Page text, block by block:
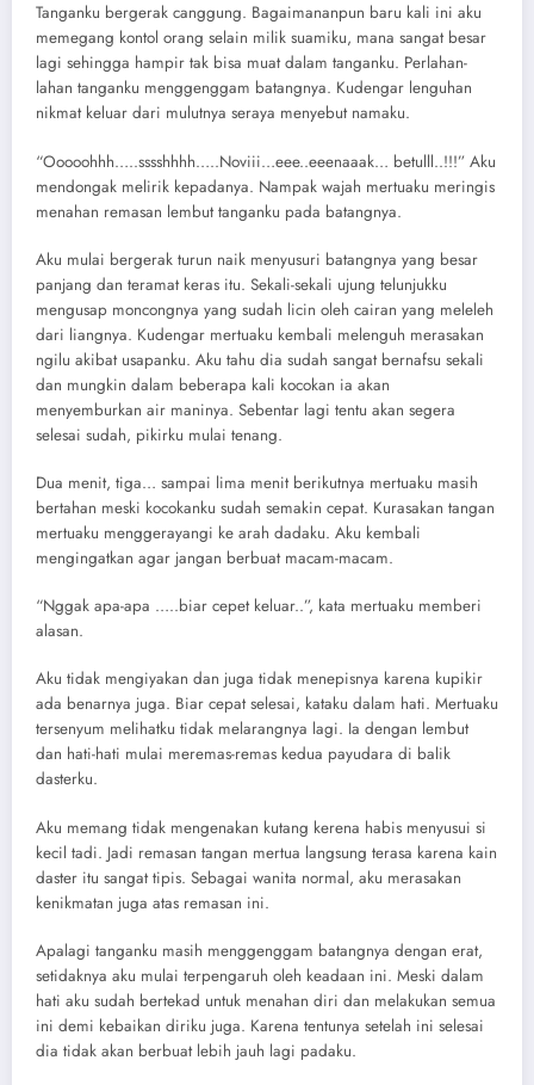
Tanganku bergerak canggung. Bagaimananpun baru kali ini aku
memegang kontol orang selain milik suamiku, mana sangat besar
lagi sehingga hampir tak bisa muat dalam tanganku. Perlahan-
lahan tanganku menggenggam batangnya. Kudengar lenguhan
nikmat keluar dari mulutnya seraya menyebut namaku.
“Ooooohhh…..sssshhhh…..Noviii…eee..eeenaaak… betulll..!!!” Aku
mendongak melirik kepadanya. Nampak wajah mertuaku meringis
menahan remasan lembut tanganku pada batangnya.
Aku mulai bergerak turun naik menyusuri batangnya yang besar
panjang dan teramat keras itu. Sekali-sekali ujung telunjukku
mengusap moncongnya yang sudah licin oleh cairan yang meleleh
dari liangnya. Kudengar mertuaku kembali melenguh merasakan
ngilu akibat usapanku. Aku tahu dia sudah sangat bernafsu sekali
dan mungkin dalam beberapa kali kocokan ia akan
menyemburkan air maninya. Sebentar lagi tentu akan segera
selesai sudah, pikirku mulai tenang.
Dua menit, tiga… sampai lima menit berikutnya mertuaku masih
bertahan meski kocokanku sudah semakin cepat. Kurasakan tangan
mertuaku menggerayangi ke arah dadaku. Aku kembali
mengingatkan agar jangan berbuat macam-macam.
“Nggak apa-apa …..biar cepet keluar..”, kata mertuaku memberi
alasan.
Aku tidak mengiyakan dan juga tidak menepisnya karena kupikir
ada benarnya juga. Biar cepat selesai, kataku dalam hati. Mertuaku
tersenyum melihatku tidak melarangnya lagi. Ia dengan lembut
dan hati-hati mulai meremas-remas kedua payudara di balik
dasterku.
Aku memang tidak mengenakan kutang kerena habis menyusui si
kecil tadi. Jadi remasan tangan mertua langsung terasa karena kain
daster itu sangat tipis. Sebagai wanita normal, aku merasakan
kenikmatan juga atas remasan ini.
Apalagi tanganku masih menggenggam batangnya dengan erat,
setidaknya aku mulai terpengaruh oleh keadaan ini. Meski dalam
hati aku sudah bertekad untuk menahan diri dan melakukan semua
ini demi kebaikan diriku juga. Karena tentunya setelah ini selesai
dia tidak akan berbuat lebih jauh lagi padaku.